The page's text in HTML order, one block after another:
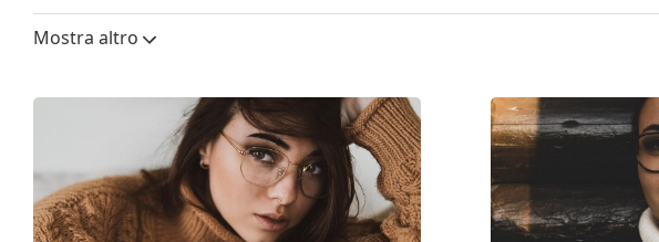
Materiale montatura:
Larghezza montatura:
144 mm
Lunghezza asta (Asta):
150 mm
Ponte:
17 mm
Peso:
170 g
Mostra altro